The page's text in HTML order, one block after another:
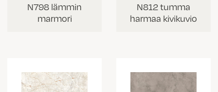
N798 lämmin
marmori
N812 tumma
harmaa kivikuvio